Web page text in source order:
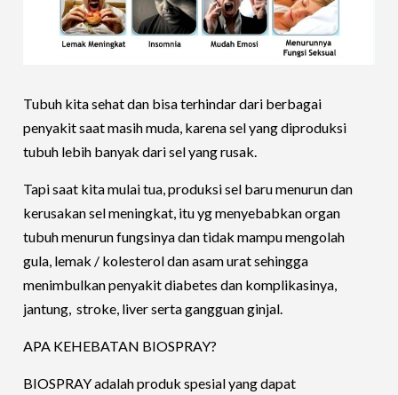
Tubuh kita sehat dan bisa terhindar dari berbagai
penyakit saat masih muda, karena sel yang diproduksi
tubuh lebih banyak dari sel yang rusak.
Tapi saat kita mulai tua, produksi sel baru menurun dan
kerusakan sel meningkat, itu yg menyebabkan organ
tubuh menurun fungsinya dan tidak mampu mengolah
gula, lemak / kolesterol dan asam urat sehingga
menimbulkan penyakit diabetes dan komplikasinya,
jantung, stroke, liver serta gangguan ginjal.
APA KEHEBATAN BIOSPRAY?
BIOSPRAY adalah produk spesial yang dapat